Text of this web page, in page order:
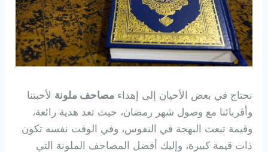
نحتاج في بعض الأحيان إلى إهداءمصاحف ملونة لأحبتنا
وأقربائنا مع وصول شهر رمضان، حيث تعد هدية رائعة،
وقيمة تبعث البهجة في النفوس، وفي الوقت نفسه تكون
ذات قيمة كبيرة، وإليك أفضل المصاحف الملونة التي